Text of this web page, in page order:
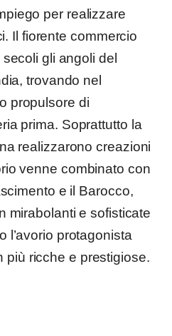
per realizzare
Il fiorente commercio
gli angoli del
trovando nel
propulsore di
prima. Soprattutto la
realizzarono creazioni
venne combinato con
e il Barocco,
mirabolanti e sofisticate
l’avorio protagonista
più ricche e prestigiose.